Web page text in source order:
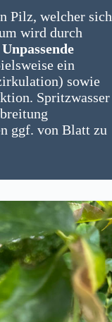
Pilz, welcher sich
wird durch
Unpassende
ein
sowie
Spritzwasser
ggf. von Blatt zu